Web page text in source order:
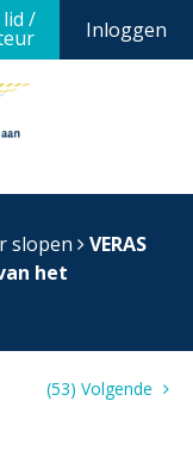
Inloggen
/
slopen
VERAS
het
(53) Volgende